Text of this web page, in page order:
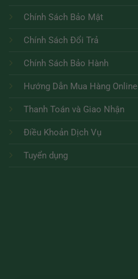
Chính Sách Bảo Mật
Chính Sách Đổi Trả
Chính Sách Bảo Hành
Hướng Dẫn Mua Hàng Online
Thanh Toán và Giao Nhận
Điều Khoản Dịch Vụ
Tuyển dụng